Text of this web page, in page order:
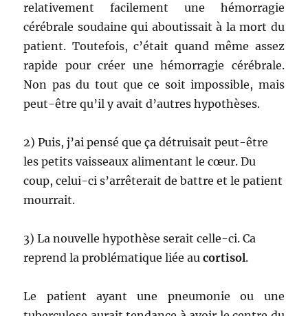
relativement facilement une hémorragie
cérébrale soudaine qui aboutissait à la mort du
patient. Toutefois, c’était quand même assez
rapide pour créer une hémorragie cérébrale.
Non pas du tout que ce soit impossible, mais
peut-être qu’il y avait d’autres hypothèses.
2) Puis, j’ai pensé que ça détruisait peut-être
les petits vaisseaux alimentant le cœur. Du
coup, celui-ci s’arrêterait de battre et le patient
mourrait.
3) La nouvelle hypothèse serait celle-ci. Ca
reprend la problématique liée aucortisol.
Le patient ayant une pneumonie ou une